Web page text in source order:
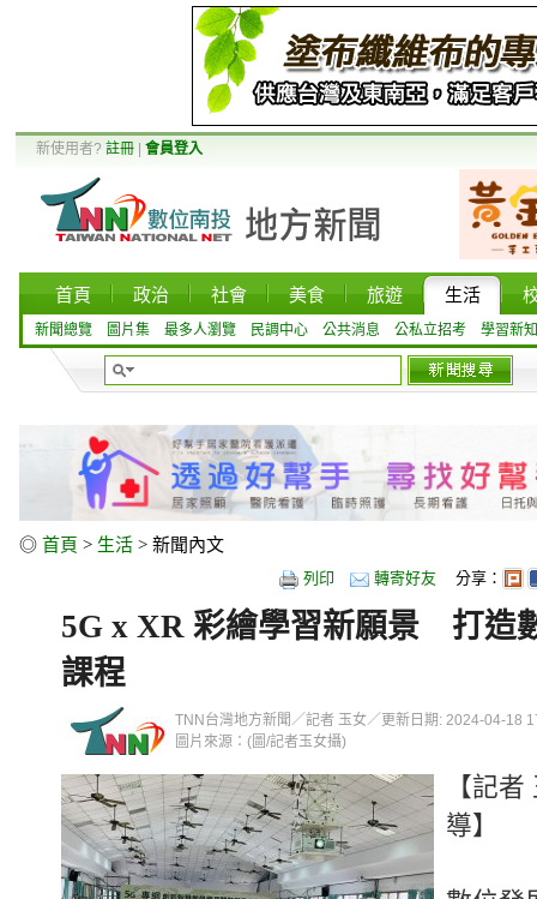
新使用者? 註冊 會員登入
首頁 政治 社會 美食 旅遊 生活
新聞總覽 圖片集 最多人瀏覽 民調中心 公共消息 公私立招考 學習新知
◎ 首頁 > 生活 > 新聞內文
列印 轉寄好友 分享：
5G x XR 彩繪學習新願景 打造
課程
TNN台灣地方新聞／記者 玉女／更新日期: 2024-04-18
圖片來源：(圖/記者玉女攝)
【記
導】